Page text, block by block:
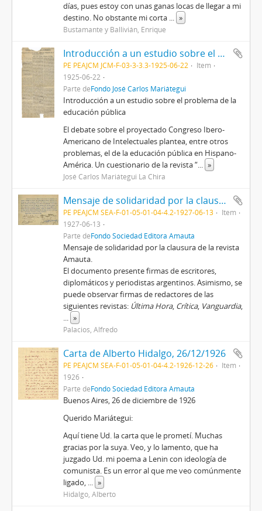
días, pues estoy con unas ganas locas de llegar a mi
destino. No obstante mi corta ... »
Bustamante y Ballivián, Enrique
Introducción a un estudio sobre el problema de la educación pública
PE PEAJCM JCM-F-03-3-3.3-1925-06-22
Item
1925-06-22
Parte deFondo José Carlos Mariátegui
Introducción a un estudio sobre el problema de la
educación pública
El debate sobre el proyectado Congreso Ibero-
Americano de Intelectuales plantea, entre otros
problemas, el de la educación pública en Hispano-
América. Un cuestionario de la revista “... »
José Carlos Mariátegui La Chira
Mensaje de solidaridad por la clausura de la revista Amauta, 13/6/1927
PE PEAJCM SEA-F-01-05-01-04-4.2-1927-06-13
Item
1927-06-13
Parte deFondo Sociedad Editora Amauta
Mensaje de solidaridad por la clausura de la revista
Amauta.
El documento presente firmas de escritores,
diplomáticos y periodistas argentinos. Asimismo, se
puede observar firmas de redactores de las
siguientes revistas: Última Hora, Crítica, Vanguardia,
... »
Palacios, Alfredo
Carta de Alberto Hidalgo, 26/12/1926
PE PEAJCM SEA-F-01-05-01-04-4.2-1926-12-26
Item
1926
Parte deFondo Sociedad Editora Amauta
Buenos Aires, 26 de diciembre de 1926
Querido Mariátegui:
Aquí tiene Ud. la carta que le prometí. Muchas
gracias por la suya. Veo, y lo lamento, que ha
juzgado Ud. mi poema a Lenin con ideología de
comunista. Es un error al que me veo comúnmente
ligado, ... »
Hidalgo, Alberto